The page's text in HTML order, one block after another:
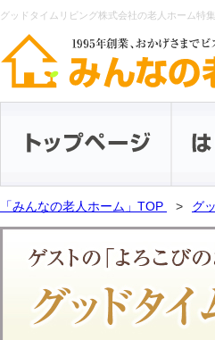
グッドタイムリビング株式会社の老人ホーム特
「みんなの老人ホーム」TOP グ